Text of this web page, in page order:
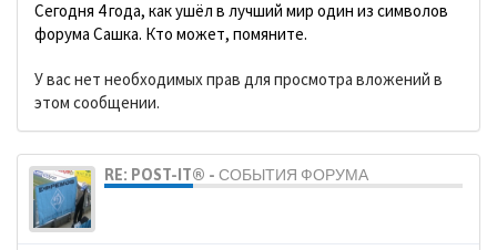
Сегодня 4 года, как ушёл в лучший мир один из символов
форума Сашка. Кто может, помяните.
У вас нет необходимых прав для просмотра вложений в
этом сообщении.
RE: POST-IT® - СОБЫТИЯ ФОРУМА